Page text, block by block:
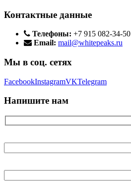
Контактные данные
Телефоны: +7 915 082-34-50
Email: mail@whitepeaks.ru
Мы в соц. сетях
FacebookInstagramVKTelegram
Напишите нам